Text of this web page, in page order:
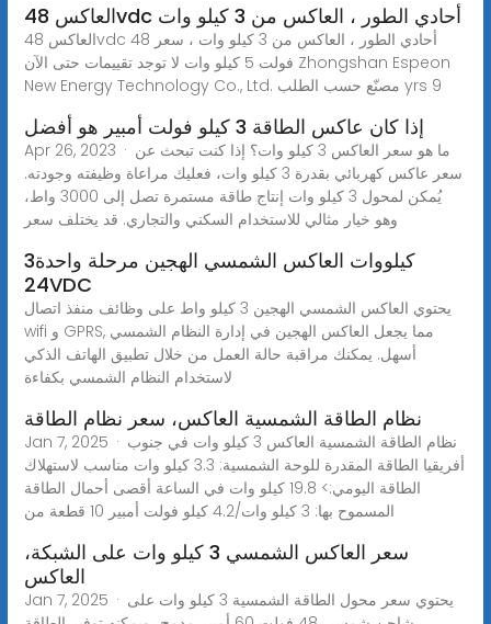
العاكس 48vdc أحادي الطور ، العاكس من 3 كيلو وات
العاكس 48vdc أحادي الطور ، العاكس من 3 كيلو وات ، سعر 48
فولت 5 كيلو وات لا توجد تقييمات حتى الآن Zhongshan Espeon
New Energy Technology Co., Ltd. مصنّع حسب الطلب yrs 9
إذا كان عاكس الطاقة 3 كيلو فولت أمبير هو أفضل
Apr 26, 2023 · ما هو سعر العاكس 3 كيلو وات؟ إذا كنت تبحث عن
سعر عاكس كهربائي بقدرة 3 كيلو وات، فعليك مراعاة وظيفته وجودته.
يُمكن لمحول 3 كيلو وات إنتاج طاقة مستمرة تصل إلى 3000 واط،
وهو خيار مثالي للاستخدام السكني والتجاري. قد يختلف سعر
3كيلووات العاكس الشمسي الهجين مرحلة واحدة
24VDC
يحتوي العاكس الشمسي الهجين 3 كيلو واط على وظائف منفذ اتصال
wifi و GPRS, مما يجعل العاكس الهجين في إدارة النظام الشمسي
أسهل. يمكنك مراقبة حالة العمل من خلال تطبيق الهاتف الذكي
لاستخدام النظام الشمسي بكفاءة
نظام الطاقة الشمسية العاكس، سعر نظام الطاقة
Jan 7, 2025 · نظام الطاقة الشمسية العاكس 3 كيلو وات في جنوب
أفريقيا الطاقة المقدرة للوحة الشمسية: 3.3 كيلو وات مناسب لاستهلاك
الطاقة اليومي:> 19.8 كيلو وات في الساعة أقصى أحمال الطاقة
المسموح بها: 3 كيلو وات/4.2 كيلو فولت أمبير 10 قطعة من
سعر العاكس الشمسي 3 كيلو وات على الشبكة،
العاكس
Jan 7, 2025 · يحتوي سعر محول الطاقة الشمسية 3 كيلو وات على